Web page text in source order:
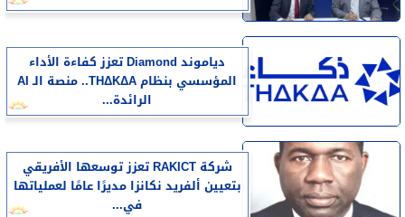
دياموند Diamond تعزز كفاءة الأداء
المؤسسي بنظام THΔKΔA.. منصة الـ AI
الرائدة...
شركة RAKICT تعزز توسعها الأفريقي
بتعيين ألفريد نكانزا مديرًا عامًا لعملياتها
في...